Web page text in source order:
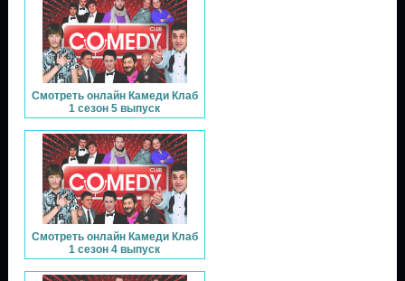
Смотреть онлайн Камеди Клаб
1 сезон 5 выпуск
Смотреть онлайн Камеди Клаб
1 сезон 4 выпуск